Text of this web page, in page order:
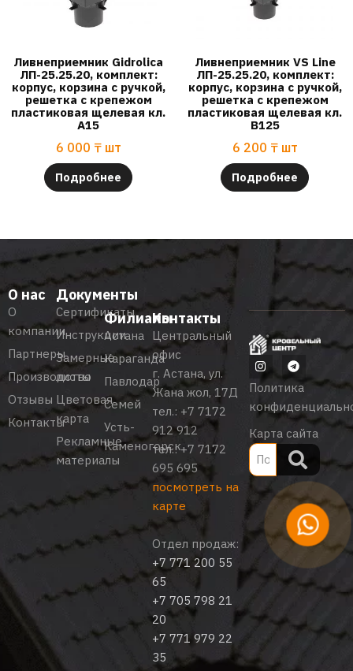
Ливнеприемник Gidrolica
ЛП-25.25.20, комплект:
корпус, корзина с ручкой,
решетка с крепежом
пластиковая щелевая кл.
А15
6 000 ₸ шт
Подробнее
Ливнеприемник VS Line
ЛП-25.25.20, комплект:
корпус, корзина с ручкой,
решетка с крепежом
пластиковая щелевая кл.
B125
6 200 ₸ шт
Подробнее
О нас
О
компании
Партнеры
Производство
Отзывы
Контакты
Документы
Сертификаты
Инструкции
Замерные
листы
Цветовая
карта
Рекламные
материалы
Филиалы
Астана
Караганда
Павлодар
Семей
Усть-
Каменогорск
Контакты
Центральный
офис
г. Астана, ул.
Жана жол, 17Д
тел.: +7 7172
912 912
тел.:+7 7172
695 695
посмотреть на
карте
Отдел продаж:
+7 771 200 55
65
+7 705 798 21
20
+7 771 979 22
35
Политика
Карта сайта